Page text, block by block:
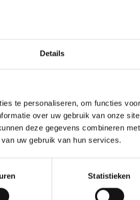
Details
te personaliseren, om functies
over uw gebruik van onze
deze gegevens combineren
uw gebruik van hun services.
Statistieken
Webwinkelkeur betaling
duidelijk
naald (die een
Dit